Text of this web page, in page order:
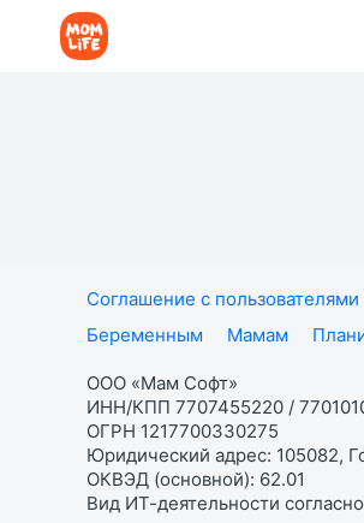
Соглашение с пользователями
Беременным
Мамам
ООО «Мам Софт»
ИНН/КПП 7707455220 /
ОГРН 1217700330275
Юридический адрес: 105082,
ОКВЭД (основной): 62.01
Вид ИТ-деятельности